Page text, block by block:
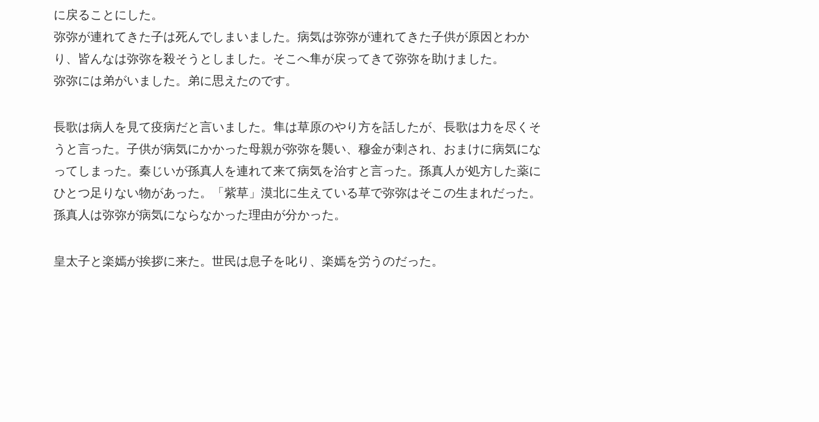
に戻ることにした。
弥弥が連れてきた子は死んでしまいました。病気は弥弥が連れてきた子供が原因とわか
り、皆んなは弥弥を殺そうとしました。そこへ隼が戻ってきて弥弥を助けました。
弥弥には弟がいました。弟に思えたのです。
長歌は病人を見て疫病だと言いました。隼は草原のやり方を話したが、長歌は力を尽くそ
うと言った。子供が病気にかかった母親が弥弥を襲い、穆金が刺され、おまけに病気にな
ってしまった。秦じいが孫真人を連れて来て病気を治すと言った。孫真人が処方した薬に
ひとつ足りない物があった。「紫草」漠北に生えている草で弥弥はそこの生まれだった。
孫真人は弥弥が病気にならなかった理由が分かった。
皇太子と楽嫣が挨拶に来た。世民は息子を叱り、楽嫣を労うのだった。